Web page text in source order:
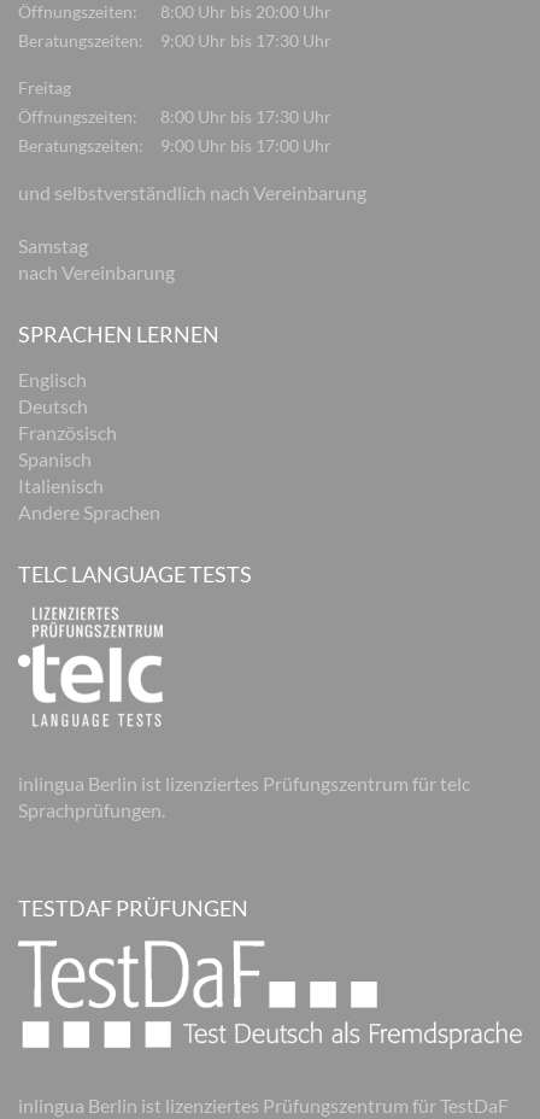
Öffnungszeiten:
8:00 Uhr bis 20:00 Uhr
Beratungszeiten:
9:00 Uhr bis 17:30 Uhr
Freitag
Öffnungszeiten:
8:00 Uhr bis 17:30 Uhr
Beratungszeiten:
9:00 Uhr bis 17:00 Uhr
und selbstverständlich nach Vereinbarung
Samstag
nach Vereinbarung
SPRACHEN LERNEN
Englisch
Deutsch
Französisch
Spanisch
Italienisch
Andere Sprachen
TELC LANGUAGE TESTS
inlingua Berlin ist lizenziertes Prüfungszentrum für telc
Sprachprüfungen.
TESTDAF PRÜFUNGEN
inlingua Berlin ist lizenziertes Prüfungszentrum für TestDaF